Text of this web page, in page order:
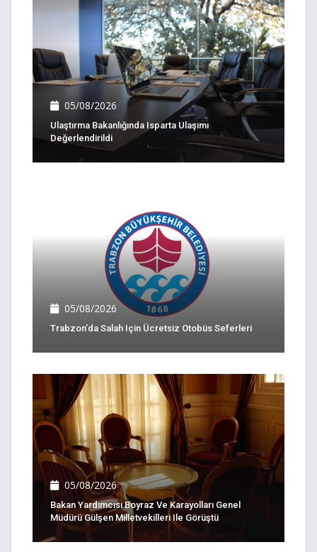
05/08/2026
Ulaştırma Bakanlığında Isparta Ulaşımı
Değerlendirildi
05/08/2026
Trabzon’da Salah Için Ücretsiz Otobüs Seferleri
05/08/2026
Bakan Yardımcısı Boyraz Ve Karayolları Genel
Müdürü Gülşen Milletvekilleri Ile Görüştü